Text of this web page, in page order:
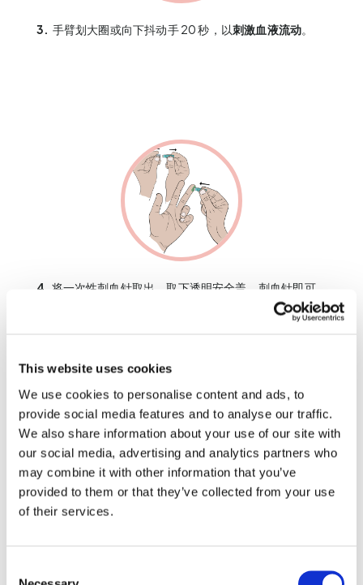
This website uses cookies
We use cookies to personalise content and ads, to
provide social media features and to analyse our traffic.
We also share information about your use of our site with
our social media, advertising and analytics partners who
may combine it with other information that you’ve
provided to them or that they’ve collected from your use
of their services.
3. 手臂划大圈或向下抖动手 20 秒，以刺激血液流动。
4. 将一次性刺血针取出。取下透明安全盖，刺血针即可
刺血针的顶部推向手指，直到听到喀哒声。刺血针会自动
在手指上刺一下。